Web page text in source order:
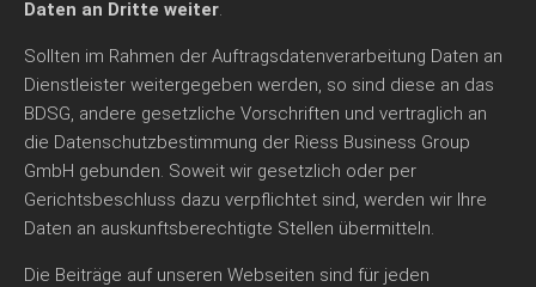
Daten an Dritte weiter.
Sollten im Rahmen der Auftragsdatenverarbeitung Daten an
Dienstleister weitergegeben werden, so sind diese an das
BDSG, andere gesetzliche Vorschriften und vertraglich an
die Datenschutzbestimmung der Riess Business Group
GmbH gebunden. Soweit wir gesetzlich oder per
Gerichtsbeschluss dazu verpflichtet sind, werden wir Ihre
Daten an auskunftsberechtigte Stellen übermitteln.
Die Beiträge auf unseren Webseiten sind für jeden